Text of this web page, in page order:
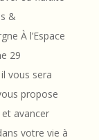
&
À l’Espace
29
vous sera
propose
avancer
votre vie à